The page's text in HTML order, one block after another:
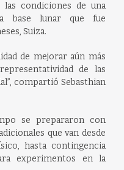
condiciones de una
base lunar que fue
Suiza.
de mejorar aún más
de las
compartió Sebasthian
se prepararon con
que van desde
hasta contingencia
experimentos en la